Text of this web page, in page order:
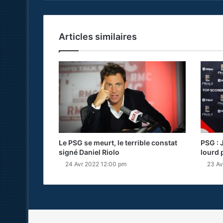
Articles similaires
Le PSG se meurt, le terrible constat
signé Daniel Riolo
24 Avr 2022 12:00 pm
PSG :
lourd
23